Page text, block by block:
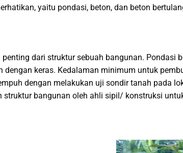
yaitu pondasi, beton, dan beton
dari struktur sebuah bangunan. Pondasi
dengan keras. Kedalaman minimum untuk
dengan melakukan uji sondir tanah pada
struktur bangunan oleh ahli sipil/ konstruksi